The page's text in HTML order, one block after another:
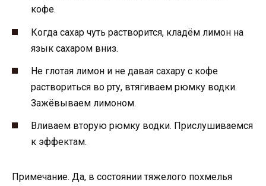
кофе.
Когда сахар чуть растворится, кладём лимон на
язык сахаром вниз.
Не глотая лимон и не давая сахару с кофе
раствориться во рту, втягиваем рюмку водки.
Зажёвываем лимоном.
Вливаем вторую рюмку водки. Прислушиваемся
к эффектам.
Примечание. Да, в состоянии тяжелого похмелья